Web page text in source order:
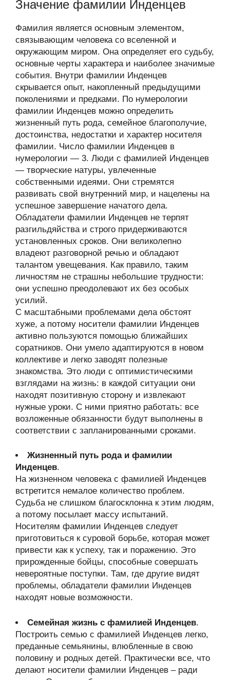
Значение фамилии Инденцев
Фамилия является основным элементом,
связывающим человека со вселенной и
окружающим миром. Она определяет его судьбу,
основные черты характера и наиболее значимые
события. Внутри фамилии Инденцев
скрывается опыт, накопленный предыдущими
поколениями и предками. По нумерологии
фамилии Инденцев можно определить
жизненный путь рода, семейное благополучие,
достоинства, недостатки и характер носителя
фамилии. Число фамилии Инденцев в
нумерологии — 3. Люди с фамилией Инденцев
— творческие натуры, увлеченные
собственными идеями. Они стремятся
развивать свой внутренний мир, и нацелены на
успешное завершение начатого дела.
Обладатели фамилии Инденцев не терпят
разгильдяйства и строго придерживаются
установленных сроков. Они великолепно
владеют разговорной речью и обладают
талантом увещевания. Как правило, таким
личностям не страшны небольшие трудности:
они успешно преодолевают их без особых
усилий.
С масштабными проблемами дела обстоят
хуже, а потому носители фамилии Инденцев
активно пользуются помощью ближайших
соратников. Они умело адаптируются в новом
коллективе и легко заводят полезные
знакомства. Это люди с оптимистическими
взглядами на жизнь: в каждой ситуации они
находят позитивную сторону и извлекают
нужные уроки. С ними приятно работать: все
возложенные обязанности будут выполнены в
соответствии с запланированными сроками.
Жизненный путь рода и фамилии
Инденцев.
На жизненном человека с фамилией Инденцев
встретится немалое количество проблем.
Судьба не слишком благосклонна к этим людям,
а потому посылает массу испытаний.
Носителям фамилии Инденцев следует
приготовиться к суровой борьбе, которая может
привести как к успеху, так и поражению. Это
прирожденные бойцы, способные совершать
невероятные поступки. Там, где другие видят
проблемы, обладатели фамилии Инденцев
находят новые возможности.
Семейная жизнь с фамилией Инденцев.
Построить семью с фамилией Инденцев легко,
преданные семьянины, влюбленные в свою
половину и родных детей. Практически все, что
делают носители фамилии Инденцев – ради